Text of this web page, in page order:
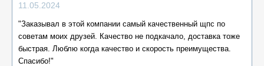
11.05.2024
"Заказывал в этой компании самый качественный щпс по
советам моих друзей. Качество не подкачало, доставка тоже
быстрая. Люблю когда качество и скорость преимущества.
Спасибо!"